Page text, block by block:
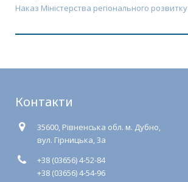
Наказ Міністерства регіонального розвитку
Контакти
35600, Рівненська обл. м. Дубно,
вул. Гірницька, 3а
+38 (03656) 4-52-84
+38 (03656) 4-54-96